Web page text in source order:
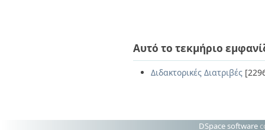
Αυτό το τεκμήριο
Διδακτορικές Διατριβές
DSpace software